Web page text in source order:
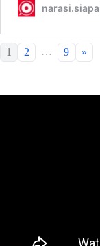
1 2 … 9 »